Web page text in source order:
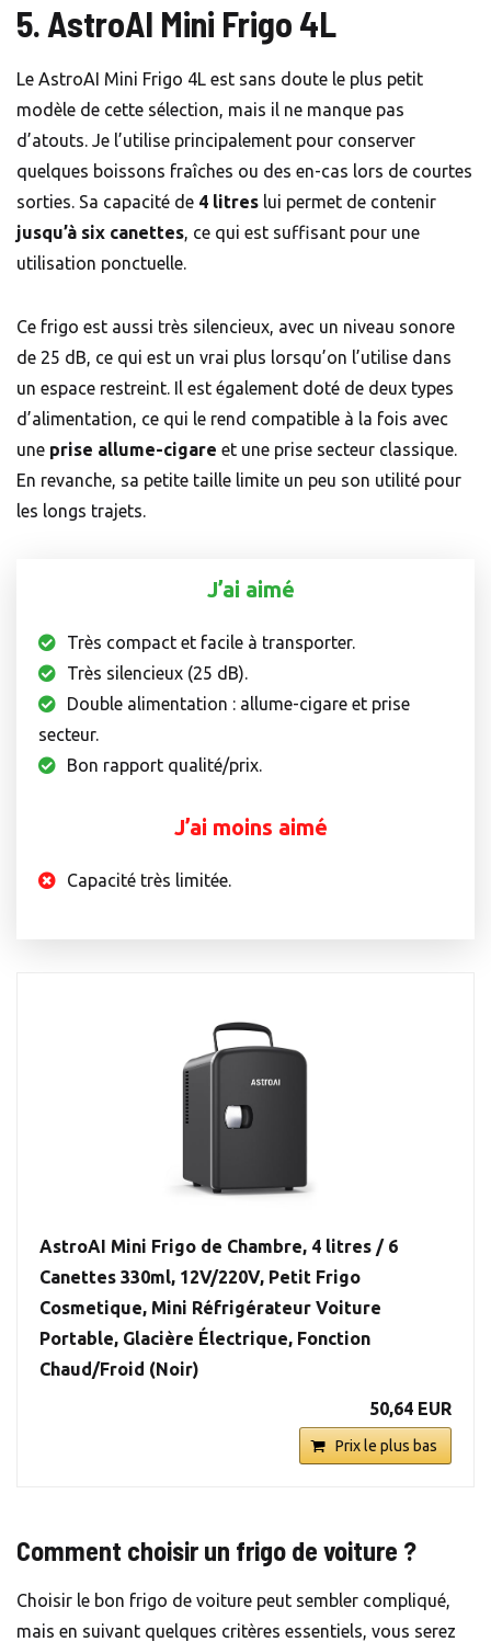
5. AstroAI Mini Frigo 4L
Le AstroAI Mini Frigo 4L est sans doute le plus petit
modèle de cette sélection, mais il ne manque pas
d’atouts. Je l’utilise principalement pour conserver
quelques boissons fraîches ou des en-cas lors de courtes
sorties. Sa capacité de 4 litres lui permet de contenir
jusqu’à six canettes, ce qui est suffisant pour une
utilisation ponctuelle.
Ce frigo est aussi très silencieux, avec un niveau sonore
de 25 dB, ce qui est un vrai plus lorsqu’on l’utilise dans
un espace restreint. Il est également doté de deux types
d’alimentation, ce qui le rend compatible à la fois avec
une prise allume-cigare et une prise secteur classique.
En revanche, sa petite taille limite un peu son utilité pour
les longs trajets.
J’ai aimé
Très compact et facile à transporter.
Très silencieux (25 dB).
Double alimentation : allume-cigare et prise
secteur.
Bon rapport qualité/prix.
J’ai moins aimé
Capacité très limitée.
AstroAI Mini Frigo de Chambre, 4 litres / 6
Canettes 330ml, 12V/220V, Petit Frigo
Cosmetique, Mini Réfrigérateur Voiture
Portable, Glacière Électrique, Fonction
Chaud/Froid (Noir)
50,64 EUR
Prix le plus bas
Comment choisir un frigo de voiture ?
Choisir le bon frigo de voiture peut sembler compliqué,
mais en suivant quelques critères essentiels, vous serez